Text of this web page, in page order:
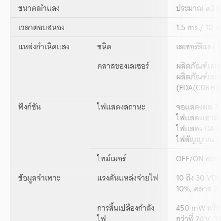
ขนาดลíำแสง
ประมาณ ø3
เวลาตอบสนอง
1.5 ms / 10
แหล่งกำเนิดแสง
ชนิด
เลเซอร์สีแดง
คลาสของเลเซอร์
ผลิตภัณฑ์เลเ
ผลิตภัณฑ์เลเ
ฟังก์ชัน
ไฟแสดงสถานะ จอแสดงผล 3
ไฟแสดงเอา
ไฟแสดง
ไฟสัญญาณ 1
ไทม์เมอร์
OFF/ON
ข้อมูลจำเพาะ
แรงดันแหล่งจ่ายไฟ 10 ถึง 30
10%, คลาส 2
การสิ้นเปลืองกำลัง
450 mW หรื